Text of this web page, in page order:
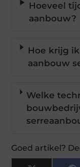
Hoeveel
aanbouw?
Hoe krijg
aanbouw
Welke
Goed artikel?